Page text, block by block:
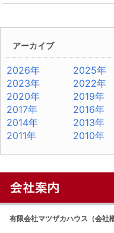
アーカイブ
2026年 2025年
2023年
2022年
2020年
2019年
2017年
2016年
2014年
2013年
2011年
2010年
有限会社マツザカハウス（会社